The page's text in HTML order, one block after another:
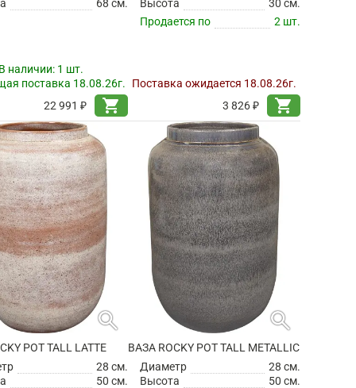
68 см.
наличии: 1 шт.
поставка 18.08.26г.
22 991 ₽
shopping_cart
Высота
30 см.
Продается по
2 шт.
Поставка ожидается 18.08.26г.
3 826 ₽
shopping_cart
search
POT TALL LATTE
28 см.
50 см.
search
ВАЗА ROCKY POT TALL METALLIC
Диаметр
28 см.
Высота
50 см.